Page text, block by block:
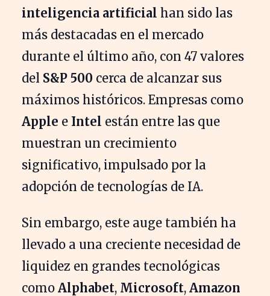
inteligencia artificial han sido las
más destacadas en el mercado
durante el último año, con 47 valores
del S&P 500 cerca de alcanzar sus
máximos históricos. Empresas como
Apple e Intel están entre las que
muestran un crecimiento
significativo, impulsado por la
adopción de tecnologías de IA.
Sin embargo, este auge también ha
llevado a una creciente necesidad de
liquidez en grandes tecnológicas
como Alphabet, Microsoft, Amazon